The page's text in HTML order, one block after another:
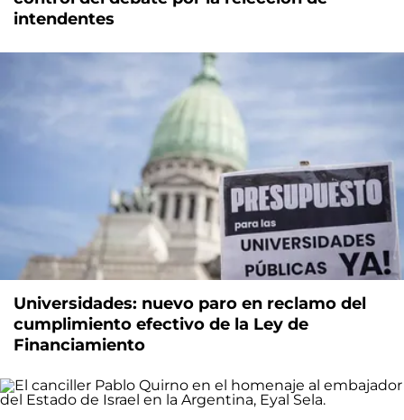
intendentes
Universidades: nuevo paro en reclamo del
cumplimiento efectivo de la Ley de
Financiamiento